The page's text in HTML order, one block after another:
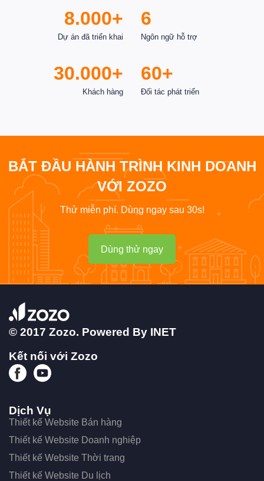
8.000+
Dự án đã triển khai
30.000+
Khách hàng
6
Ngôn ngữ hỗ trợ
60+
Đối tác phát triển
BẮT ĐẦU HÀNH TRÌNH KINH DOANH
VỚI ZOZO
Thử miễn phí. Dùng ngay sau 30s!
Dùng thử ngay
© 2017 Zozo. Powered By INET
Kết nối với Zozo
Dịch Vụ
Thiết kế Website Bán hàng
Thiết kế Website Doanh nghiệp
Thiết kế Website Thời trang
Thiết kế Website Du lịch